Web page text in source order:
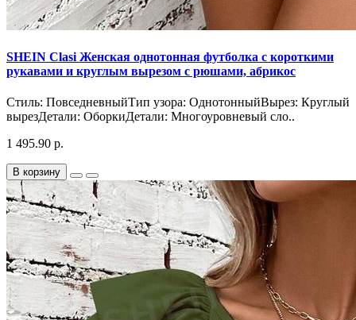
SHEIN Clasi Женская однотонная футболка с короткими
рукавами и круглым вырезом с рюшами, абрикос
Стиль: ПовседневныйТип узора: ОднотонныйВырез: Круглый
вырезДетали: ОборкиДетали: Многоуровневый сло..
1 495.90 р.
В корзину